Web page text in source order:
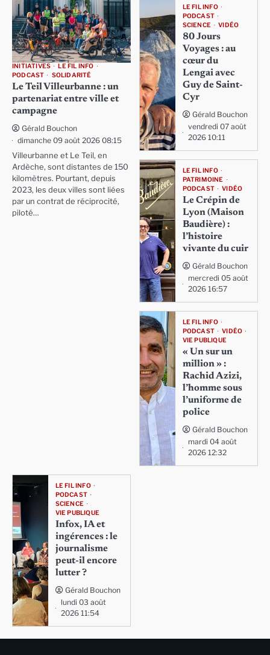
INITIATIVES
LE FIL INFO
PODCAST
SOLIDARITÉ
Le Teil Villeurbanne : un
partenariat entre ville et
campagne
Gérald Bouchon
dimanche 09 août 2026 08:15
Villeurbanne et Le Teil, en
Ardèche, sont distantes de 150
kilomètres. Pourtant, depuis
2023, les deux villes sont liées
par un contrat de réciprocité,
piloté…
LE FIL INFO
PODCAST
SCIENCE
VIDÉO
80 Jours
Voyages : au
cœur du
Lengai avec
Guy de Saint-
Cyr
Gérald Bouchon
vendredi 07 août
2026 10:11
LE FIL INFO
PATRIMOINE
PODCAST
VIDÉO
Le Crépin de
Lyon (Maison
Baudière) :
l’histoire
vivante du cuir
Gérald Bouchon
mercredi 05 août
2026 16:57
LE FIL INFO
PODCAST
VIDÉO
VIE PUBLIQUE
« Un sur un
million » :
Rachid Azizi,
l’homme sous
l’uniforme de
police
Gérald Bouchon
mardi 04 août
2026 12:32
LE FIL INFO
PODCAST
SCIENCE
VIE PUBLIQUE
Infox, IA et
ingérences : le
journalisme
peut-il encore
lutter ?
Gérald Bouchon
lundi 03 août
2026 11:54